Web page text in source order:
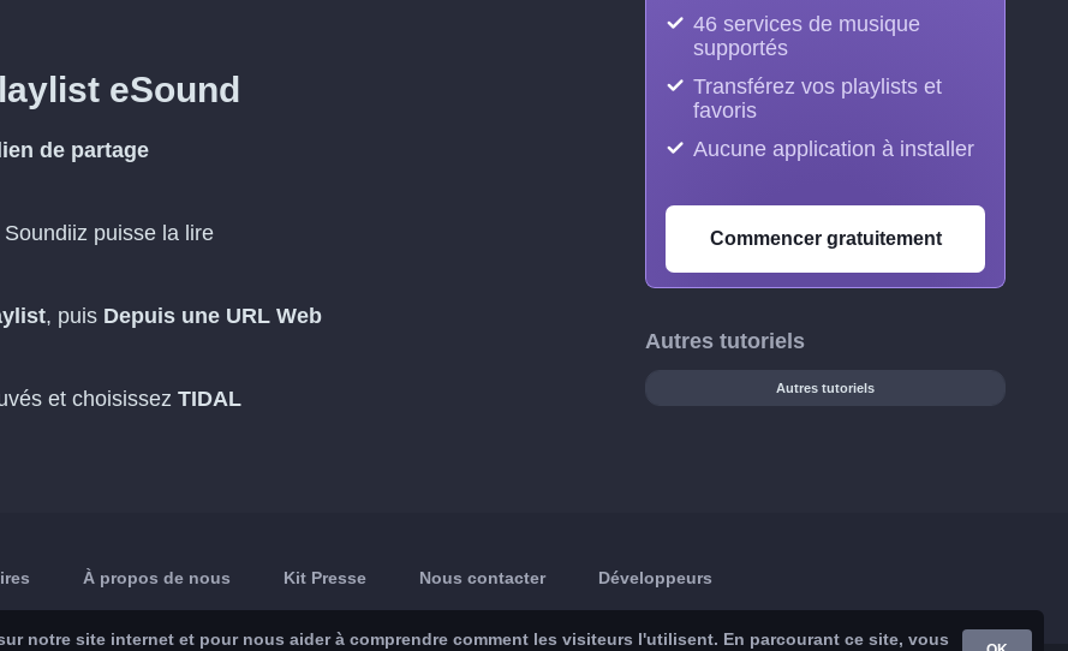
eSound
de partage
puisse la lire
, puis Depuis une URL Web
et choisissez TIDAL
46 services de musique
supportés
Transférez vos playlists et
favoris
Aucune application à installer
Commencer gratuitement
Autres tutoriels
Autres tutoriels
À propos de nous Kit Presse Nous contacter Développeurs
notre site internet et pour nous aider à comprendre comment les visiteurs l'utilisent. En parcourant ce site, vous